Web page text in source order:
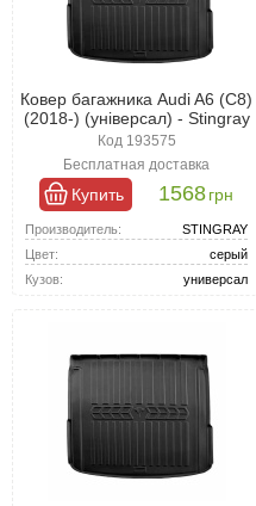
Ковер багажника Audi A6 (C8)
(2018-) (універсал) - Stingray
Код 193575
Бесплатная доставка
Купить 1568грн
Производитель:
STINGRAY
Цвет:
серый
Кузов:
универсал